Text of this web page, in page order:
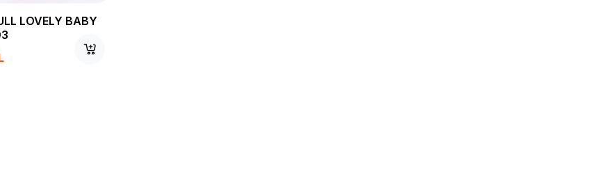
LOVELY BABY